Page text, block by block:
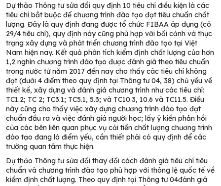
Dự thảo Thông tư sửa đổi quy định 10 tiêu chí điều kiện là các
tiêu chí bắt buộc để chương trình đào tạo đạt tiêu chuẩn chất
lượng. Đây là quy định đang được tổ chức FIBAA áp dụng (có
29/4 tiêu chí), quy định này cũng phù hợp với bối cảnh và thực
trạng xây dựng và phát triển chương trình đào tạo tại Việt
Nam hiện nay. Kết quả phân tích kiểm định chất lượng của hơn
1,2 nghìn chương trình đào tạo được đánh giá theo tiêu chuẩn
trong nước từ năm 2017 đến nay cho thấy các tiêu chí không
đạt (dưới 4 điểm theo quy định tại Thông tư 04, 38) chủ yếu về
thiết kế, xây dựng và đánh giá chương trình như các tiêu chí:
TC1.2; TC 2; TC3.1; TC5.1, 5.3; và TC10.3, 10.6 và TC11.5. Điều
này cũng cho thấy việc xây dựng chương trình đào tạo đạt
chuẩn đầu ra và việc đánh giá người học; lấy ý kiến phản hồi
của các bên liên quan phục vụ cải tiến chất lượng chương trình
đào tạo đang là điểm yếu, cần thiết phải có quy định để các
trường quan tâm thực hiện.
Dự thảo Thông tư sửa đổi thay đổi cách đánh giá tiêu chí tiêu
chuẩn và chương trình đào tạo phù hợp với thông lệ quốc tế về
kiểm định chất lượng. Theo quy định tại Thông tư 04đánh giá